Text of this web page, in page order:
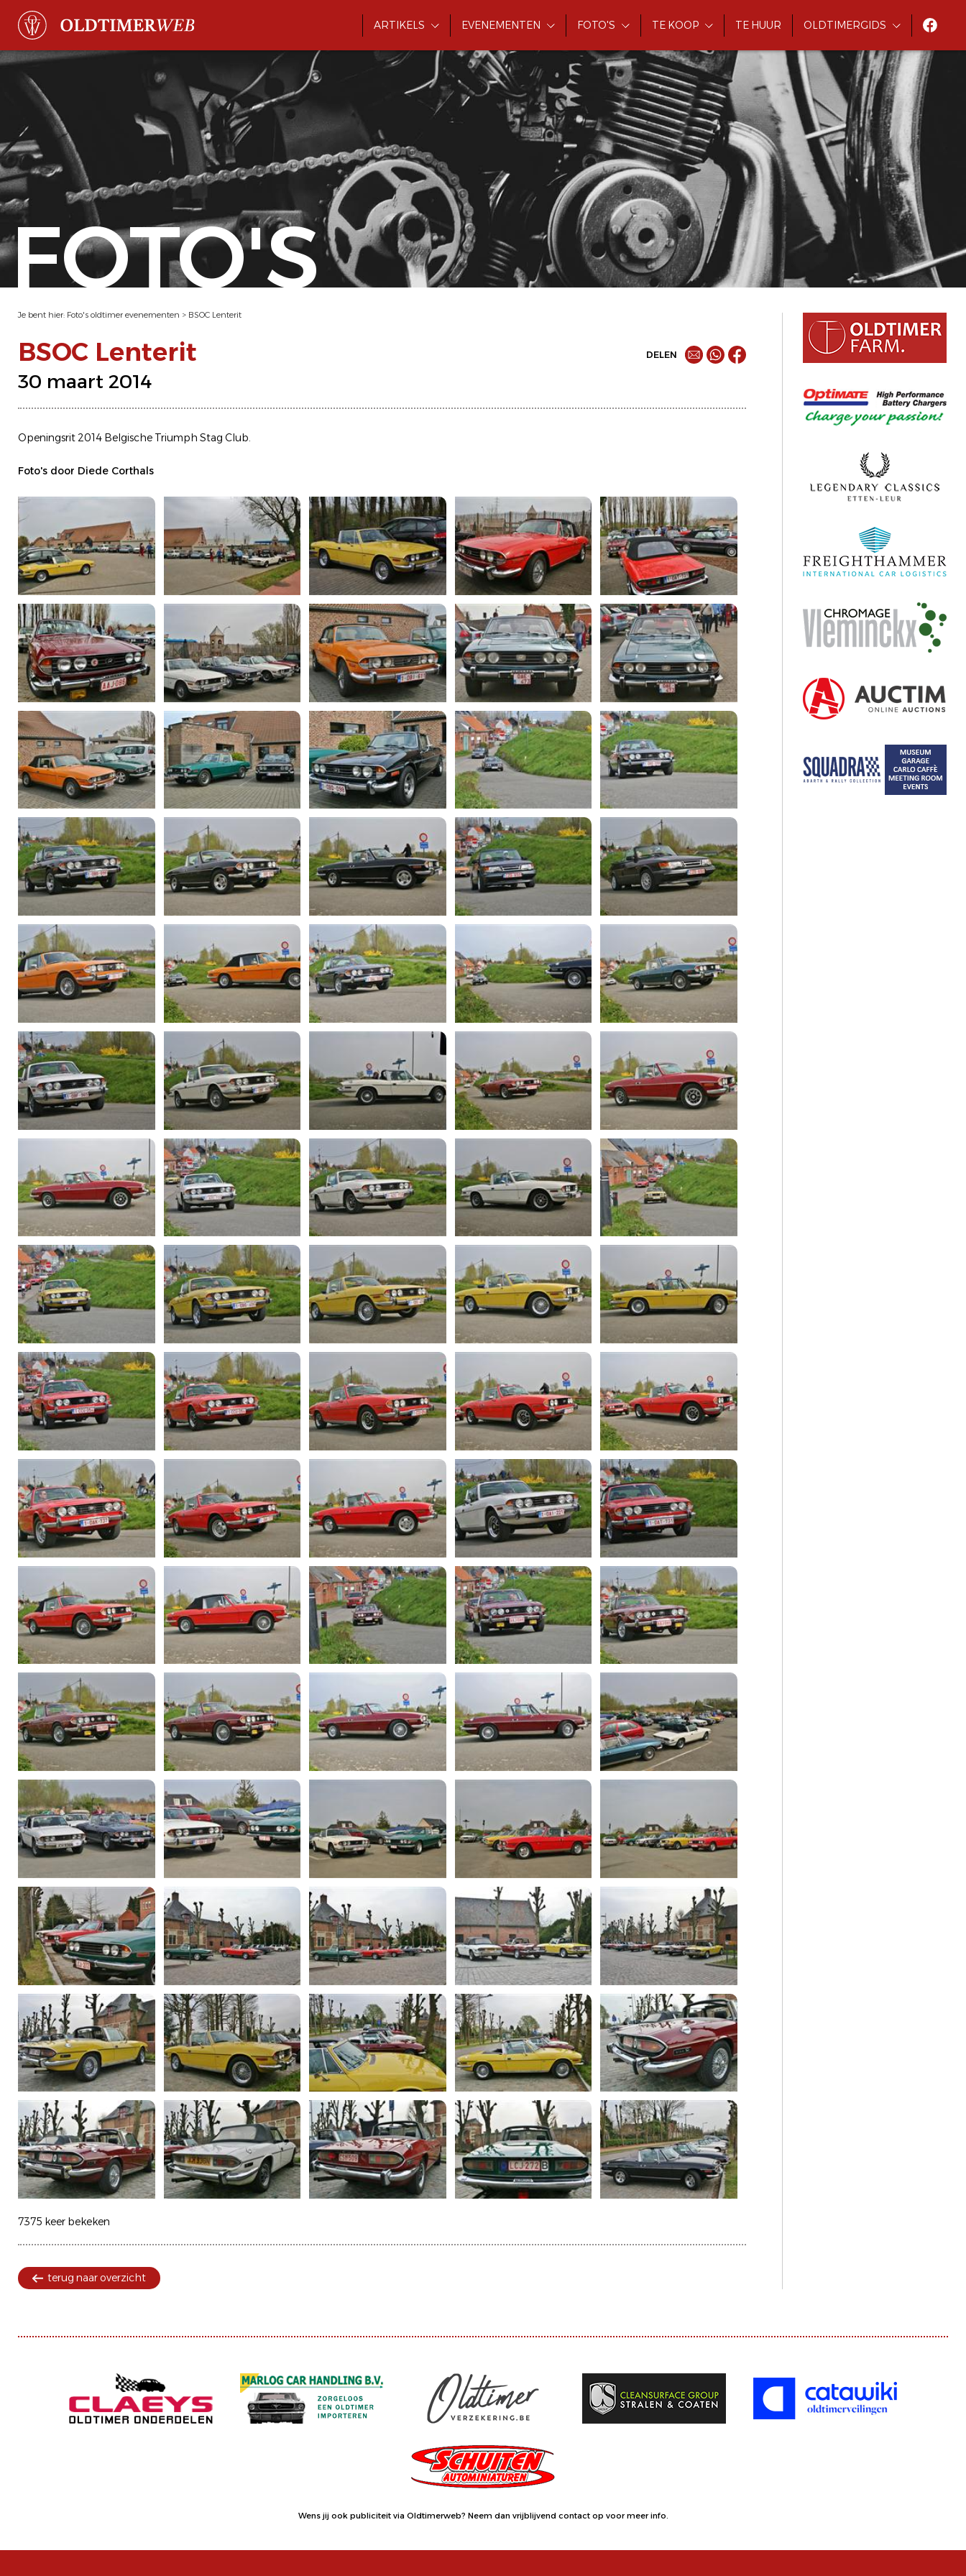
ARTIKELS EVENEMENTEN FOTO'S TE KOOP TE HUUR OLDTIMERGIDS
FOTO'S
Je bent hier: Foto's oldtimer evenementen > BSOC Lenterit
BSOC Lenterit
30 maart 2014
DELEN
Openingsrit 2014 Belgische Triumph Stag Club.
Foto's door Diede Corthals
7375 keer bekeken
terug naar overzicht
Wens jij ook publiciteit via Oldtimerweb? Neem dan vrijblijvend contact op voor meer info.